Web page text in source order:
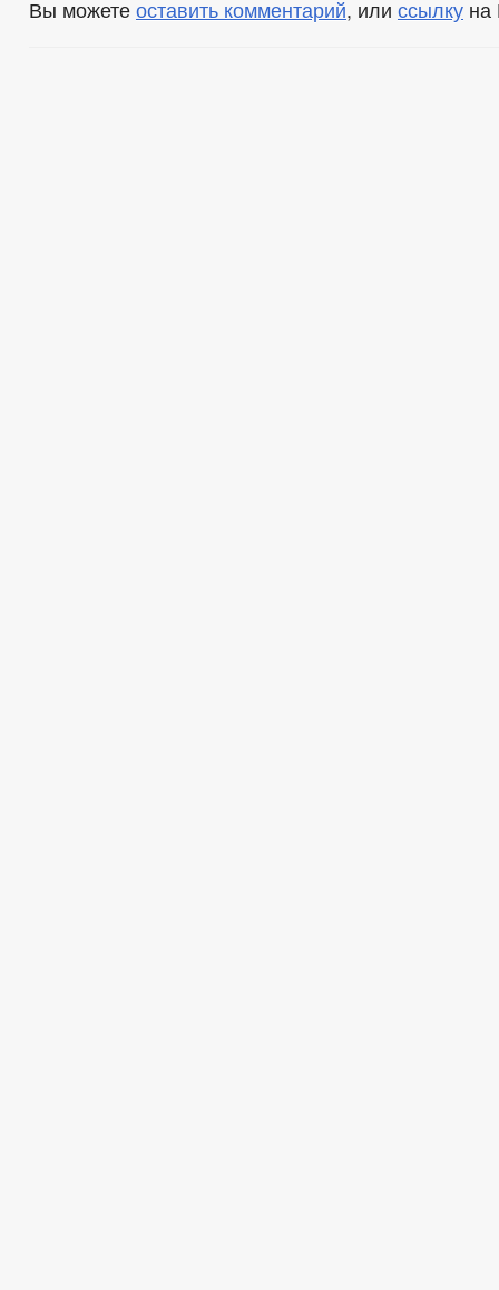
Вы можете оставить комментарий, или ссылку на